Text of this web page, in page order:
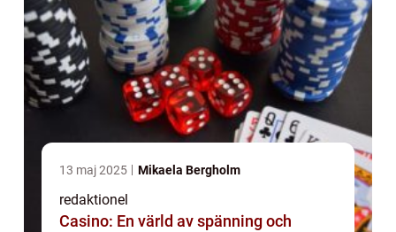
13 maj 2025 Mikaela Bergholm
redaktionel
Casino: En värld av spänning och